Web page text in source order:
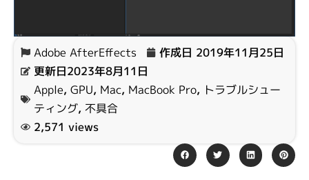
Adobe AfterEffects 作成日 2019年11月25日
更新日2023年8月11日
Apple, GPU, Mac, MacBook Pro, トラブルシュー
ティング, 不具合
2,571 views